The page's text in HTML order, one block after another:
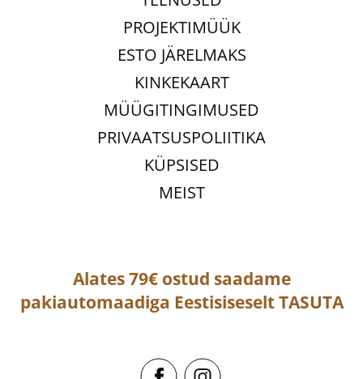
PROJEKTIMÜÜK
ESTO JÄRELMAKS
KINKEKAART
MÜÜGITINGIMUSED
PRIVAATSUSPOLIITIKA
KÜPSISED
MEIST
Alates 79€ ostud saadame
pakiautomaadiga EestisiseseltTASUTA